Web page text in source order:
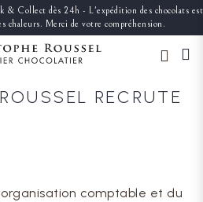
Collect dès 24h - L'expédition des chocolats est
chaleurs. Merci de votre compréhension.
RECRUTE
comptable et du